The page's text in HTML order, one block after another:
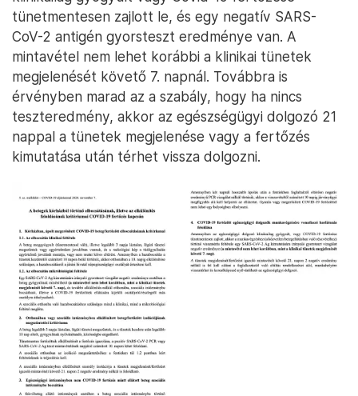
tünetmentesen zajlott le, és egy negatív SARS-
CoV-2 antigén gyorsteszt eredménye van. A
mintavétel nem lehet korábbi a klinikai tünetek
megjelenését követő 7. napnál. Továbbra is
érvényben marad az a szabály, hogy ha nincs
teszteredmény, akkor az egészségügyi dolgozó 21
nappal a tünetek megjelenése vagy a fertőzés
kimutatása után térhet vissza dolgozni.